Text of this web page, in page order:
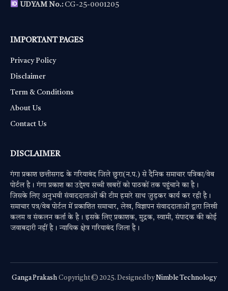
UDYAM No.:CG-25-0001205
IMPORTANT PAGES
Privacy Policy
Disclaimer
Term & Conditions
About Us
Contact Us
DISCLAIMER
गंगा प्रकाश छत्तीसगढ के गरियाबंद जिले छुरा(न.प.) से दैनिक समाचार पत्रिका/वेब
पोर्टल है। गंगा प्रकाश का उद्देश्य सच्ची खबरों को पाठकों तक पहुंचाने का है।
जिसके लिए अनुभवी संवाददाताओं की टीम हमारे साथ जुड़कर कार्य कर रही है।
समाचार पत्र/वेब पोर्टल में प्रकाशित समाचार, लेख, विज्ञापन संवाददाताओं द्वारा लिखी
कलम व संकलन कर्ता के है। इसके लिए प्रकाशक, मुद्रक, स्वामी, संपादक की कोई
जवाबदारी नहीं है। न्यायिक क्षेत्र गरियाबंद जिला है।
Ganga Prakash Copyright © 2025. Designed byNimble Technology